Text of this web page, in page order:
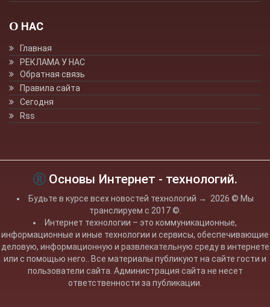
О НАС
Главная
РЕКЛАМА У НАС
Обратная связь
Правила сайта
Сегодня
Rss
Основы Интернет - технологий.
Будьте в курсе всех новостей технологий → 2026 © Мы
транслируем с 2017 ©.
Интернет технологии – это коммуникационные,
информационные и иные технологии и сервисы, обеспечивающие
деловую, информационную и развлекательную среду в интернете
или с помощью него.. Все материалы публикуют на сайте гости и
пользователи сайта. Администрация сайта не несет
ответственности за публикации.